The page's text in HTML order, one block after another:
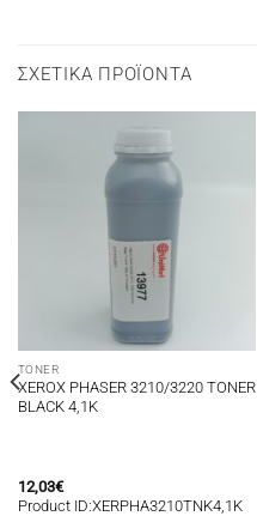
ΣΧΕΤΙΚΆ ΠΡΟΪΌΝΤΑ
TONER
XEROX PHASER 3210/3220 TONER
BLACK 4,1K
12,03€
Product ID:XERPHA3210TNK4,1K